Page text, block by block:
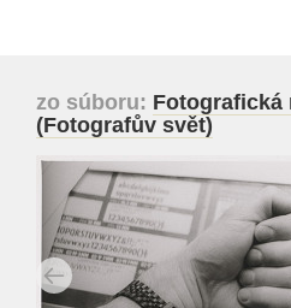
zo súboru: Fotografická
(Fotografův svět)